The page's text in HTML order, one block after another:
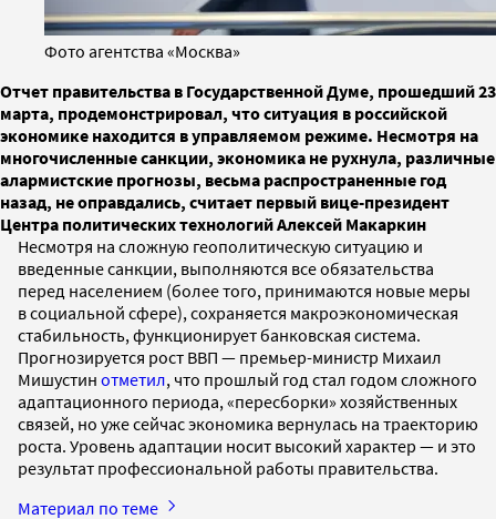
Фото агентства «Москва»
Отчет правительства в Государственной Думе, прошедший 23
марта, продемонстрировал, что ситуация в российской
экономике находится в управляемом режиме. Несмотря на
многочисленные санкции, экономика не рухнула, различные
алармистские прогнозы, весьма распространенные год
назад, не оправдались, считает первый вице-президент
Центра политических технологий Алексей Макаркин
Несмотря на сложную геополитическую ситуацию и
введенные санкции, выполняются все обязательства
перед населением (более того, принимаются новые меры
в социальной сфере), сохраняется макроэкономическая
стабильность, функционирует банковская система.
Прогнозируется рост ВВП — премьер-министр Михаил
Мишустин отметил, что прошлый год стал годом сложного
адаптационного периода, «пересборки» хозяйственных
связей, но уже сейчас экономика вернулась на траекторию
роста. Уровень адаптации носит высокий характер — и это
результат профессиональной работы правительства.
Материал по теме